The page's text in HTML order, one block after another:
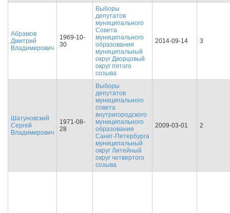
Абрамов
Дмитрий
Владимирович
1969-10-
30
Выборы
депутатов
муниципального
Совета
муниципального
образования
муниципальный
округ Дворцовый
округ пятого
созыва
2014-09-14 3
Шатуновский
Сергей
Владимирович
1971-08-
28
Выборы
депутатов
муниципального
совета
внутригородского
муниципального
образования
Санкт-Петербурга
муниципальный
округ Литейный
округ четвертого
созыва
2009-03-01 2